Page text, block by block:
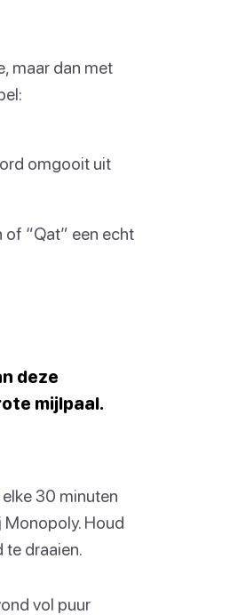
maar dan met
omgooit uit
“Qat” een echt
deze
mijlpaal.
30 minuten
Houd
draaien.
vol puur